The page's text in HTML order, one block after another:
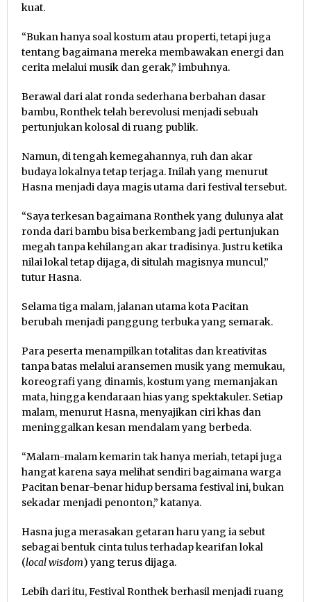
kuat.
“Bukan hanya soal kostum atau properti, tetapi juga
tentang bagaimana mereka membawakan energi dan
cerita melalui musik dan gerak,” imbuhnya.
Berawal dari alat ronda sederhana berbahan dasar
bambu, Ronthek telah berevolusi menjadi sebuah
pertunjukan kolosal di ruang publik.
Namun, di tengah kemegahannya, ruh dan akar
budaya lokalnya tetap terjaga. Inilah yang menurut
Hasna menjadi daya magis utama dari festival tersebut.
“Saya terkesan bagaimana Ronthek yang dulunya alat
ronda dari bambu bisa berkembang jadi pertunjukan
megah tanpa kehilangan akar tradisinya. Justru ketika
nilai lokal tetap dijaga, di situlah magisnya muncul,”
tutur Hasna.
Selama tiga malam, jalanan utama kota Pacitan
berubah menjadi panggung terbuka yang semarak.
Para peserta menampilkan totalitas dan kreativitas
tanpa batas melalui aransemen musik yang memukau,
koreografi yang dinamis, kostum yang memanjakan
mata, hingga kendaraan hias yang spektakuler. Setiap
malam, menurut Hasna, menyajikan ciri khas dan
meninggalkan kesan mendalam yang berbeda.
“Malam-malam kemarin tak hanya meriah, tetapi juga
hangat karena saya melihat sendiri bagaimana warga
Pacitan benar-benar hidup bersama festival ini, bukan
sekadar menjadi penonton,” katanya.
Hasna juga merasakan getaran haru yang ia sebut
sebagai bentuk cinta tulus terhadap kearifan lokal
(local wisdom) yang terus dijaga.
Lebih dari itu, Festival Ronthek berhasil menjadi ruang